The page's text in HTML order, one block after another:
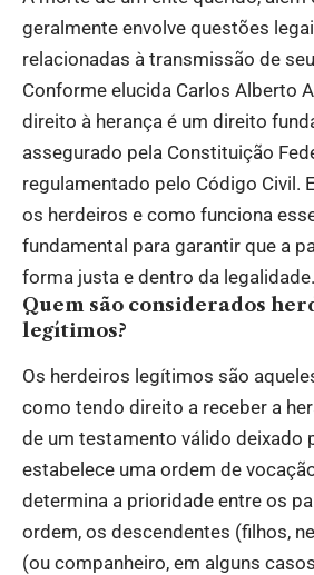
geralmente envolve questões
relacionadas à transmissão de
Conforme elucida Carlos Alberto
direito à herança é um direito
assegurado pela Constituição
regulamentado pelo Código Civil.
os herdeiros e como funciona
fundamental para garantir que a
forma justa e dentro da legalidade.
Quem são considerados
legítimos?
Os herdeiros legítimos são
como tendo direito a receber a
de um testamento válido deixado
estabelece uma ordem de
determina a prioridade entre os
ordem, os descendentes (filhos,
(ou companheiro, em alguns